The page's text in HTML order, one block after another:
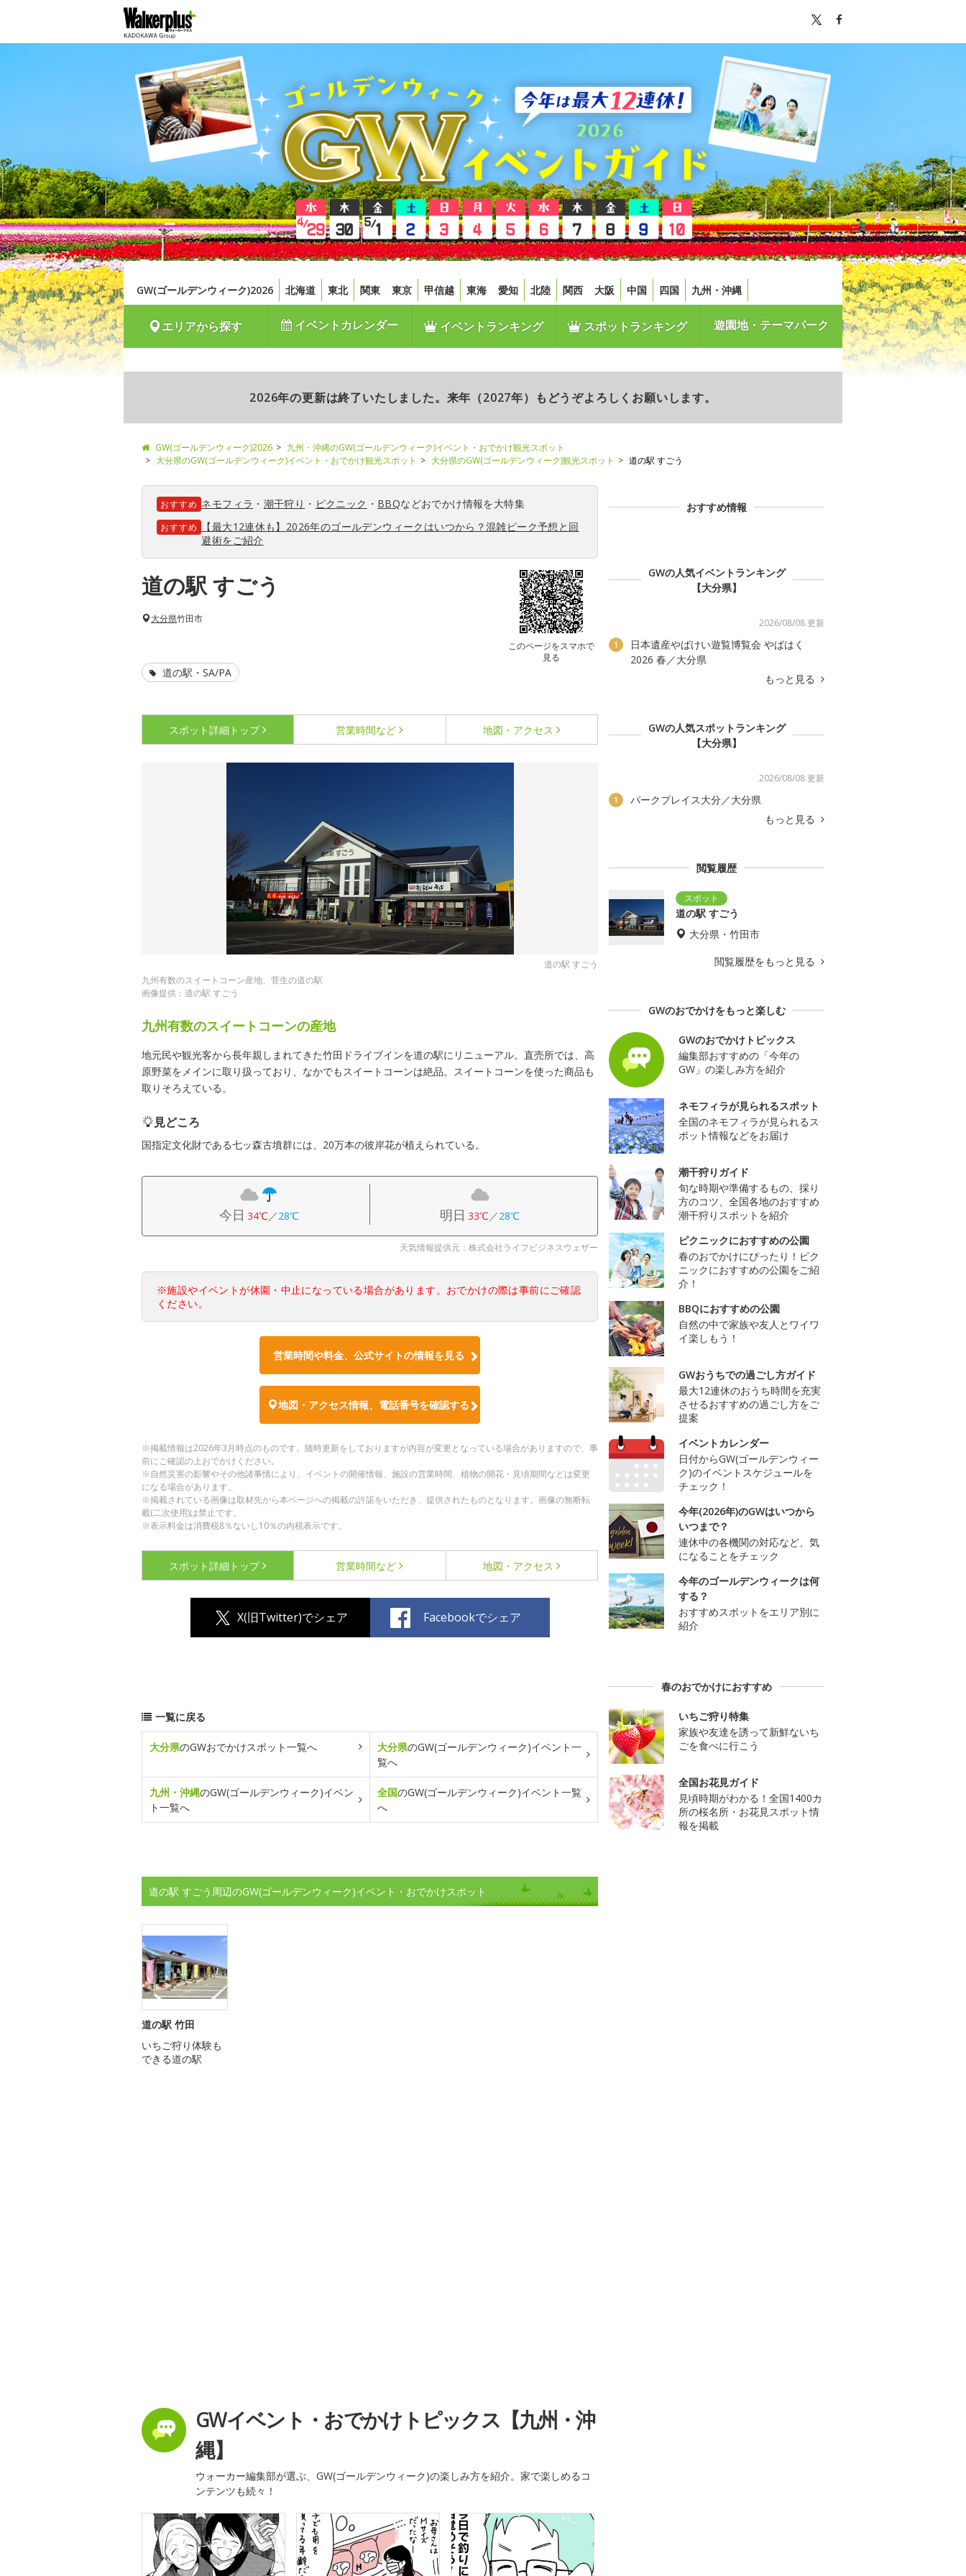
GW(ゴールデンウィーク)2026 北海道 東北 関東 東京 甲信越 東海 愛知 北陸 関西 大阪 中国 四国 九州・沖縄
エリアから探す イベントカレンダー イベントランキング スポットランキング 遊園地・テーマパーク
2026年の更新は終了いたしました。来年（2027年）もどうぞよろしくお願いします。
GW(ゴールデンウィーク)2026
九州・沖縄のGW(ゴールデンウィーク)イベント・おでかけ観光スポット
大分県のGW(ゴールデンウィーク)イベント・おでかけ観光スポット
大分県のGW(ゴールデンウィーク)観光スポット 道の駅 すごう
おすすめ ネモフィラ ・ 潮干狩り ・ ピクニック ・ BBQなどおでかけ情報を大特集
おすすめ
【最大12連休も】2026年のゴールデンウィークはいつから？混雑ピーク予想と回
避術をご紹介
道の駅 すごう
このページをスマホで
見る
大分県竹田市
道の駅・SA/PA
スポット詳細 トップ 営業時間など 地図・アクセス
道の駅 すごう
九州有数のスイートコーン産地、菅生の道の駅
画像提供：道の駅 すごう
九州有数のスイートコーンの産地
地元民や観光客から長年親しまれてきた竹田ドライブインを道の駅にリニューアル。直売所では、高
原野菜をメインに取り扱っており、なかでもスイートコーンは絶品。スイートコーンを使った商品も
取りそろえている。
見どころ
国指定文化財である七ッ森古墳群には、20万本の彼岸花が植えられている。
今日 34℃／28℃ 明日 33℃／28℃
天気情報提供元：株式会社ライフビジネスウェザー
※施設やイベントが休園・中止になっている場合があります。おでかけの際は事前にご確認
ください。
営業時間や料金、公式サイトの情報を見る
地図・アクセス情報、電話番号を確認する
※掲載情報は2026年3月時点のものです。随時更新をしておりますが内容が変更となっている場合がありますので、事
前にご確認の上おでかけください。
※自然災害の影響やその他諸事情により、イベントの開催情報、施設の営業時間、植物の開花・見頃期間などは変更
になる場合があります。
※掲載されている画像は取材先から本ページへの掲載の許諾をいただき、提供されたものとなります。画像の無断転
載(二次使用)は禁止です。
※表示料金は消費税8％ないし10％の内税表示です。
スポット詳細 トップ 営業時間など 地図・アクセス
X(旧Twitter)でシェア Facebookでシェア
一覧に戻る
大分県のGWおでかけスポット一覧へ 大分県のGW(ゴールデンウィーク)イベント一
覧へ
九州・沖縄のGW(ゴールデンウィーク)イベン
ト一覧へ
全国のGW(ゴールデンウィーク)イベント一覧
へ
道の駅 すごう周辺のGW(ゴールデンウィーク)イベント・おでかけスポット
道の駅 竹田
いちご狩り体験も
できる道の駅
GWイベント・おでかけトピックス【九州・沖
縄】
ウォーカー編集部が選ぶ、GW(ゴールデンウィーク)の楽しみ方を紹介。家で楽しめるコ
ンテンツも続々！
おすすめ情報
GWの人気イベントランキング
【大分県】
2026/08/08 更新
1
日本遺産やばけい遊覧博覧会 やばはく
2026 春／大分県
もっと見る
GWの人気スポットランキング
【大分県】
2026/08/08 更新
1
パークプレイス大分／大分県
もっと見る
閲覧履歴
道の駅 すごう
大分県・竹田市
閲覧履歴をもっと見る
GWのおでかけをもっと楽しむ
GWのおでかけトピックス
編集部おすすめの「今年の
GW」の楽しみ方を紹介
ネモフィラが見られるスポット
全国のネモフィラが見られるス
ポット情報などをお届け
潮干狩りガイド
旬な時期や準備するもの、採り
方のコツ、全国各地のおすすめ
潮干狩りスポットを紹介
ピクニックにおすすめの公園
春のおでかけにぴったり！ピク
ニックにおすすめの公園をご紹
介！
BBQにおすすめの公園
自然の中で家族や友人とワイワ
イ楽しもう！
GWおうちでの過ごし方ガイド
最大12連休のおうち時間を充実
させるおすすめの過ごし方をご
提案
イベントカレンダー
日付からGW(ゴールデンウィー
ク)のイベントスケジュールを
チェック！
今年(2026年)のGWはいつから
いつまで？
連休中の各機関の対応など、気
になることをチェック
今年のゴールデンウィークは何
する？
おすすめスポットをエリア別に
紹介
春のおでかけにおすすめ
いちご狩り特集
家族や友達を誘って新鮮ないち
ごを食べに行こう
全国お花見ガイド
見頃時期がわかる！全国1400カ
所の桜名所・お花見スポット情
報を掲載